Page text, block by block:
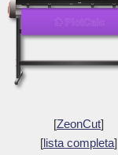
[ZeonCut]
[lista completa]